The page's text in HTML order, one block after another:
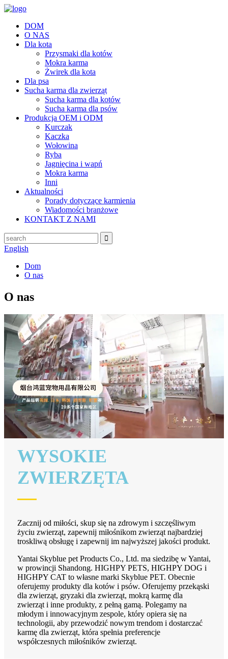
DOM
O NAS
Dla kota
Przysmaki dla kotów
Mokra karma
Żwirek dla kota
Dla psa
Sucha karma dla zwierząt
Sucha karma dla kotów
Sucha karma dla psów
Produkcja OEM i ODM
Kurczak
Kaczka
Wołowina
Ryba
Jagnięcina i wapń
Mokra karma
Inni
Aktualności
Porady dotyczące karmienia
Wiadomości branżowe
KONTAKT Z NAMI
English
Dom
O nas
O nas
WYSOKIE
ZWIERZĘTA
Zacznij od miłości, skup się na zdrowym i szczęśliwym
życiu zwierząt, zapewnij miłośnikom zwierząt najbardziej
troskliwą obsługę i zapewnij im najwyższej jakości produkt.
Yantai Skyblue pet Products Co., Ltd. ma siedzibę w Yantai,
w prowincji Shandong. HIGHPY PETS, HIGHPY DOG i
HIGHPY CAT to własne marki Skyblue PET. Obecnie
oferujemy produkty dla kotów i psów. Oferujemy przekąski
dla zwierząt, gryzaki dla zwierząt, mokrą karmę dla
zwierząt i inne produkty, z pełną gamą. Polegamy na
młodym i innowacyjnym zespole, który opiera się na
technologii, aby przewodzić nowym trendom i dostarczać
karmę dla zwierząt, która spełnia preferencje
współczesnych miłośników zwierząt.